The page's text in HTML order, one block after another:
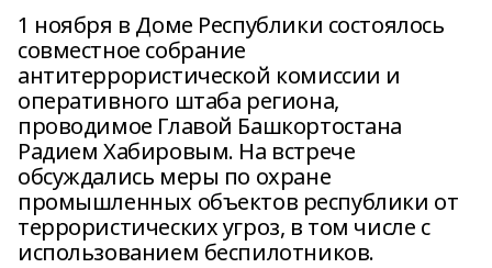
1 ноября в Доме Республики состоялось
совместное собрание
антитеррористической комиссии и
оперативного штаба региона,
проводимое Главой Башкортостана
Радием Хабировым. На встрече
обсуждались меры по охране
промышленных объектов республики от
террористических угроз, в том числе с
использованием беспилотников.